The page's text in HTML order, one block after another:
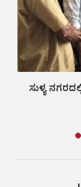
ಸುಳ್ಯ